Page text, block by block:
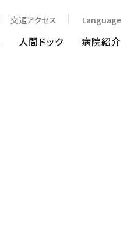
交通アクセス Language
人間ドック 病院紹介